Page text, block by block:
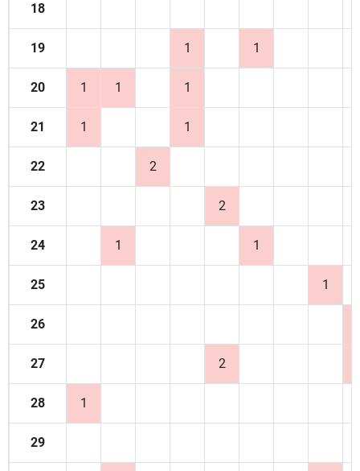
18
19 1 1
20 1 1 1
21 1 1
22 2
23 2
24 1 1
25 1
26
27 2
28 1
29